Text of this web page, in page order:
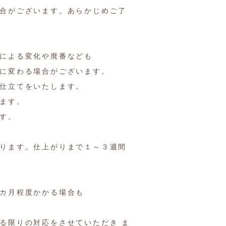
がございます。あらかじめご了
よる変化や廃番なども
変わる場合がございます。
立てをいたします。
す。
。
ます。仕上がりまで１～３週間
月程度かかる場合も
限りの対応をさせていただき ま